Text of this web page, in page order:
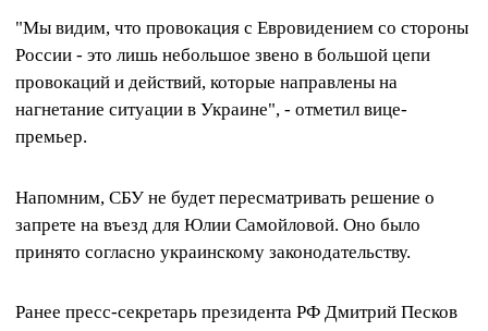
"Мы видим, что провокация с Евровидением со стороны
России - это лишь небольшое звено в большой цепи
провокаций и действий, которые направлены на
нагнетание ситуации в Украине", - отметил вице-
премьер.
Напомним, СБУ не будет пересматривать решение о
запрете на въезд для Юлии Самойловой. Оно было
принято согласно украинскому законодательству.
Ранее пресс-секретарь президента РФ Дмитрий Песков